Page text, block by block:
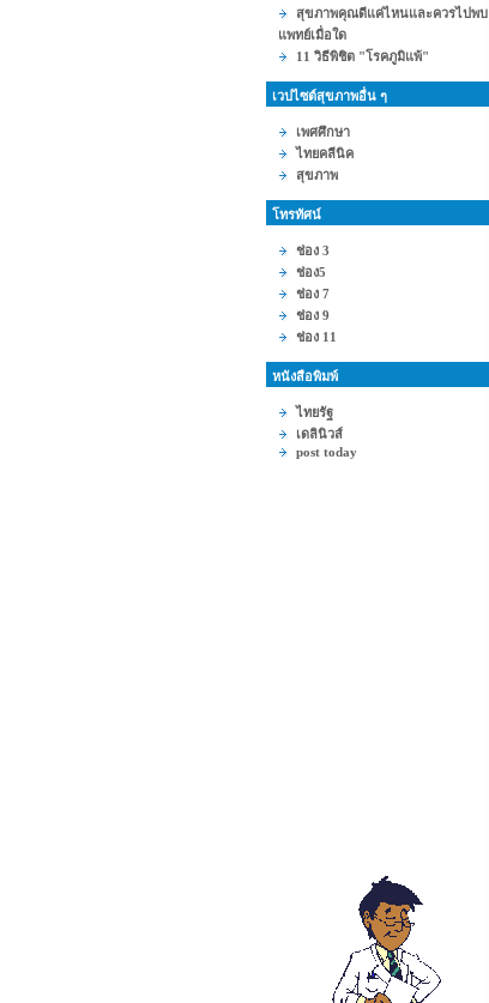
สุขภาพคุณดีแค่ไหนและควรไปพบ
แพทย์เมื่อใด
11 วิธีพิชิต "โรคภูมิแพ้"
เวปไซต์สุขภาพอื่น ๆ
เพศศึกษา
ไทยคลีนิค
สุขภาพ
โทรทัศน์
ช่อง 3
ช่อง5
ช่อง 7
ช่อง 9
ช่อง 11
หนังสือพิมพ์
ไทยรัฐ
เดลินิวส์
post today